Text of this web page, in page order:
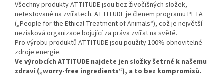
Všechny produkty ATTITUDE jsou bez živočišných složek,
netestované na zvířatech. ATTITUDE je členem programu PETA
(„People for the Ethical Treatment of Animals“), což je největší
nezisková organizace bojující za práva zvířat na světě.
Pro výrobu produktů ATTITUDE jsou použity 100% obnovitelné
zdroje energie.
Ve výrobcích ATTITUDE najdete jen složky šetrné k našemu
zdraví („worry-free ingredients“), a to bez kompromisů.